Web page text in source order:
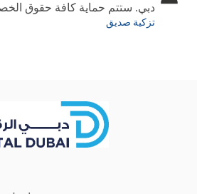
دبي. ستتم حماية كافة حقوق
تزكية صديق